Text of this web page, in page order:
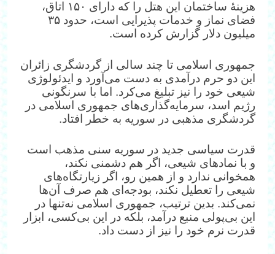
هزینهٔ ساختمان این هتل را که دارای ۱۵۰ اتاق،
فضای نماز و خدمات پذیرایی است، حدود ۳۵
میلیون دلار گزارش کرده است.
جمهوری اسلامی تا چند سالی از گردشگری زائران
این دو حرم درآمدی به دست می‌آورد و ایدئولوژی
شیعی خود را نیز تبلیغ می‌کرد. اما با سرنگونی
رژیم اسد، سرمایه‌گذاری‌های جمهوری اسلامی در
گردشگری مذهبی در سوریه به خطر افتاد.
قدرت سیاسی جدید در سوریه سنی مذهب است
و با نمادهای شیعی، اگر هم دشمنی نکند،
همخوانی ندارد و از همین رو، اگر زیارتگاه‌های
شیعی را تعطیل نکند، بودجه‌ای هم صرف آن‌ها
نمی‌کند. بدین ترتیب، جمهوری اسلامی نه‌تنها در
این بی‌پولی منبع درآمد، بلکه در این بی‌کسی، ابزار
قدرت نرم خود را نیز از دست داد.